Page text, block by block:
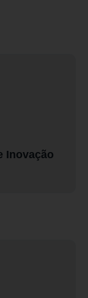
Inovação